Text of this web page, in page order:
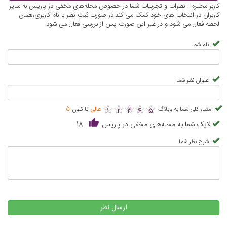
کاربر محترم : نظرات و تجربیات شما در خصوص محله‌های مخفی در پاریس به سایر
کاربران در انتخاب های خود کمک می کند.در صورت ثبت نظر با نام کاربری،همان
لحظه فعال می شود و در غیر این صورت پس از بررسی فعال می شود.
نام شما
عنوان نظر شما
امتیاز کلی شما به وبلاگ ★
1 ★
2 ★
3 ★
4 ★
5
★★★★★ عالی تا کنون 5
لایک شما به محله‌های مخفی در پاریس 18
شرح نظر شما
ارسال نظر